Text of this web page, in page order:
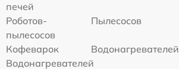
печей
Роботов-
пылесосов
Пылесосов
Кофеварок
Водонагревателей
Водонагревателей